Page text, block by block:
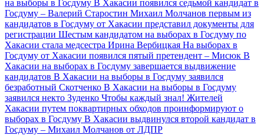
на выборы в Госдуму В Хакасии появился седьмой кандидат в
Госдуму – Валерий Старостин Михаил Молчанов первым из
кандидатов в Госдуму от Хакасии представил документы для
регистрации Шестым кандидатом на выборах в Госдуму по
Хакасии стала медсестра Ирина Вербицкая На выборах в
Госдуму от Хакасии появился пятый претендент – Мисюк В
Хакасии на выборах в Госдуму завершается выдвижение
кандидатов В Хакасии на выборы в Госдуму заявился
безработный Скотченко В Хакасии на выборы в Госдуму
заявился некто Зуденко Чтобы каждый знал! Жителей
Хакасии путем поквартирных обходов проинформируют о
выборах в Госдуму В Хакасии выдвинулся второй кандидат в
Госдуму – Михаил Молчанов от ЛДПР